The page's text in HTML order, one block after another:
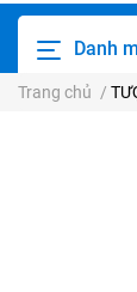
Danh
Trang chủ /